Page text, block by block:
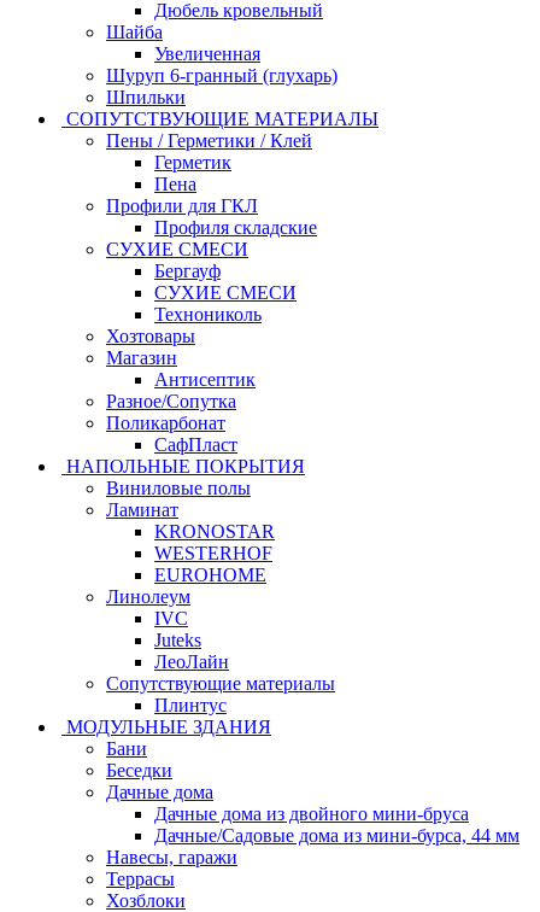
Дюбель кровельный
Шайба
Увеличенная
Шуруп 6-гранный (глухарь)
Шпильки
СОПУТСТВУЮЩИЕ МАТЕРИАЛЫ
Пены / Герметики / Клей
Герметик
Пена
Профили для ГКЛ
Профиля складские
СУХИЕ СМЕСИ
Бергауф
СУХИЕ СМЕСИ
Технониколь
Хозтовары
Магазин
Антисептик
Разное/Сопутка
Поликарбонат
СафПласт
НАПОЛЬНЫЕ ПОКРЫТИЯ
Виниловые полы
Ламинат
KRONOSTAR
WESTERHOF
EUROHOME
Линолеум
IVC
Juteks
ЛеоЛайн
Сопутствующие материалы
Плинтус
МОДУЛЬНЫЕ ЗДАНИЯ
Бани
Беседки
Дачные дома
Дачные дома из двойного мини-бруса
Дачные/Садовые дома из мини-бурса, 44 мм
Навесы, гаражи
Террасы
Хозблоки